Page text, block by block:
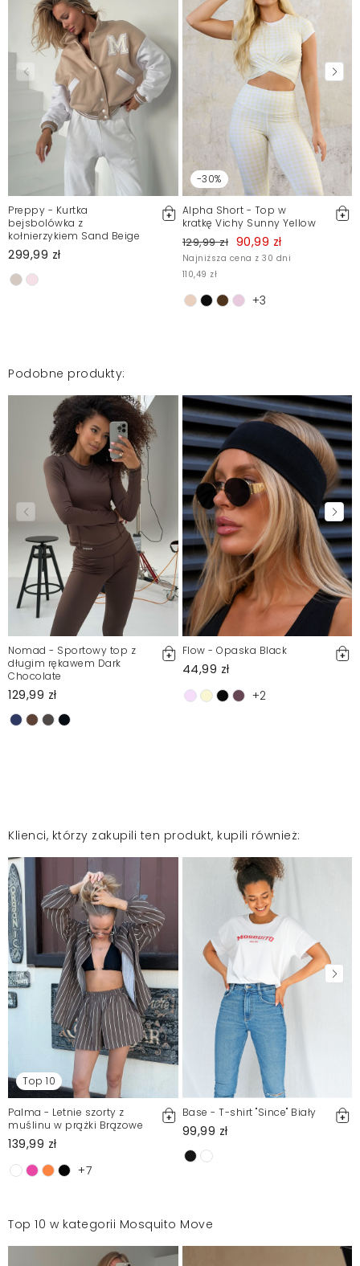
Preppy - Kurtka
bejsbolówka z
kołnierzykiem Sand Beige
299,99 zł
-30%
Alpha Short - Top w
kratkę Vichy Sunny Yellow
129,99 zł 90,99 zł
Najniższa cena z 30 dni
110,49 zł
+3
Podobne produkty:
Nomad - Sportowy top z
długim rękawem Dark
Chocolate
129,99 zł
Flow - Opaska Black
44,99 zł
+2
Klienci, którzy zakupili ten produkt, kupili również:
Top 10
Palma - Letnie szorty z
muślinu w prążki Brązowe
139,99 zł
+7
Base - T-shirt "Since" Biały
99,99 zł
Top 10 w kategorii Mosquito Move